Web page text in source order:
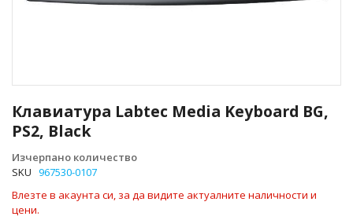
Клавиатура Labtec Media Keyboard BG,
PS2, Black
Изчерпано количество
SKU 967530-0107
Влезте в акаунта си, за да видите актуалните наличности и
цени.
към
началото
на
галерия
със